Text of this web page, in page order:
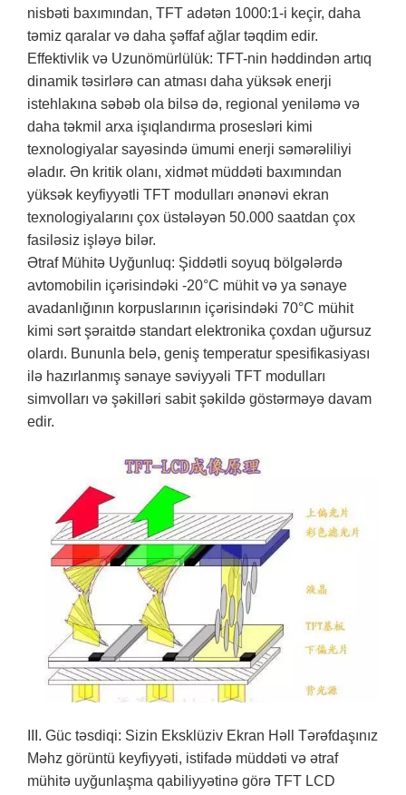
nisbəti baxımından, TFT adətən 1000:1-i keçir, daha
təmiz qaralar və daha şəffaf ağlar təqdim edir.
Effektivlik və Uzunömürlülük: TFT-nin həddindən artıq
dinamik təsirlərə can atması daha yüksək enerji
istehlakına səbəb ola bilsə də, regional yeniləmə və
daha təkmil arxa işıqlandırma prosesləri kimi
texnologiyalar sayəsində ümumi enerji səmərəliliyi
əladır. Ən kritik olanı, xidmət müddəti baxımından
yüksək keyfiyyətli TFT modulları ənənəvi ekran
texnologiyalarını çox üstələyən 50.000 saatdan çox
fasiləsiz işləyə bilər.
Ətraf Mühitə Uyğunluq: Şiddətli soyuq bölgələrdə
avtomobilin içərisindəki -20°C mühit və ya sənaye
avadanlığının korpuslarının içərisindəki 70°C mühit
kimi sərt şəraitdə standart elektronika çoxdan uğursuz
olardı. Bununla belə, geniş temperatur spesifikasiyası
ilə hazırlanmış sənaye səviyyəli TFT modulları
simvolları və şəkilləri sabit şəkildə göstərməyə davam
edir.
III. Güc təsdiqi: Sizin Eksklüziv Ekran Həll Tərəfdaşınız
Məhz görüntü keyfiyyəti, istifadə müddəti və ətraf
mühitə uyğunlaşma qabiliyyətinə görə TFT LCD